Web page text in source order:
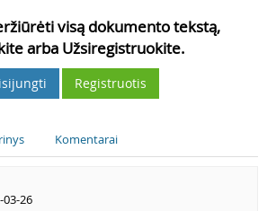
visą dokumento tekstą,
arba Užsiregistruokite.
Registruotis
Komentarai
03-26